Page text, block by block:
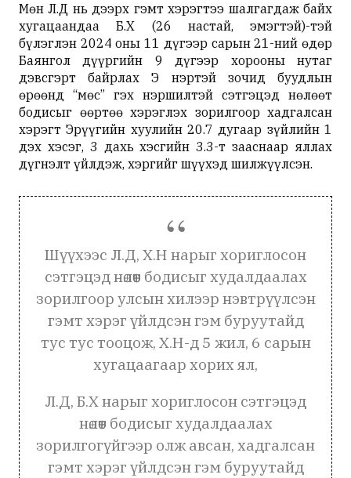
Мөн Л.Д нь дээрх гэмт хэрэгтээ шалгагдаж байх
хугацаандаа Б.Х (26 настай, эмэгтэй)-тэй
бүлэглэн 2024 оны 11 дүгээр сарын 21-ний өдөр
Баянгол дүүргийн 9 дүгээр хорооны нутаг
дэвсгэрт байрлах Э нэртэй зочид буудлын
өрөөнд “мөс” гэх нэршилтэй сэтгэцэд нөлөөт
бодисыг өөртөө хэрэглэх зорилгоор хадгалсан
хэрэгт Эрүүгийн хуулийн 20.7 дугаар зүйлийн 1
дэх хэсэг, 3 дахь хэсгийн 3.3-т зааснаар яллах
дүгнэлт үйлдэж, хэргийг шүүхэд шилжүүлсэн.
Шүүхээс Л.Д, Х.Н нарыг хориглосон
сэтгэцэд нөлөөт бодисыг худалдаалах
зорилгоор улсын хилээр нэвтрүүлсэн
гэмт хэрэг үйлдсэн гэм буруутайд
тус тус тооцож, Х.Н-д 5 жил, 6 сарын
хугацаагаар хорих ял,
Л.Д, Б.Х нарыг хориглосон сэтгэцэд
нөлөөт бодисыг худалдаалах
зорилгогүйгээр олж авсан, хадгалсан
гэмт хэрэг үйлдсэн гэм буруутайд